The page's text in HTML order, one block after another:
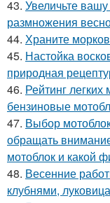
43. Увеличьте
размножения
44. Храните
45. Настойка
природная
46. Рейтинг
бензиновые
47. Выбор
обращать
мотоблок и какой
48. Весенние
клубнями,